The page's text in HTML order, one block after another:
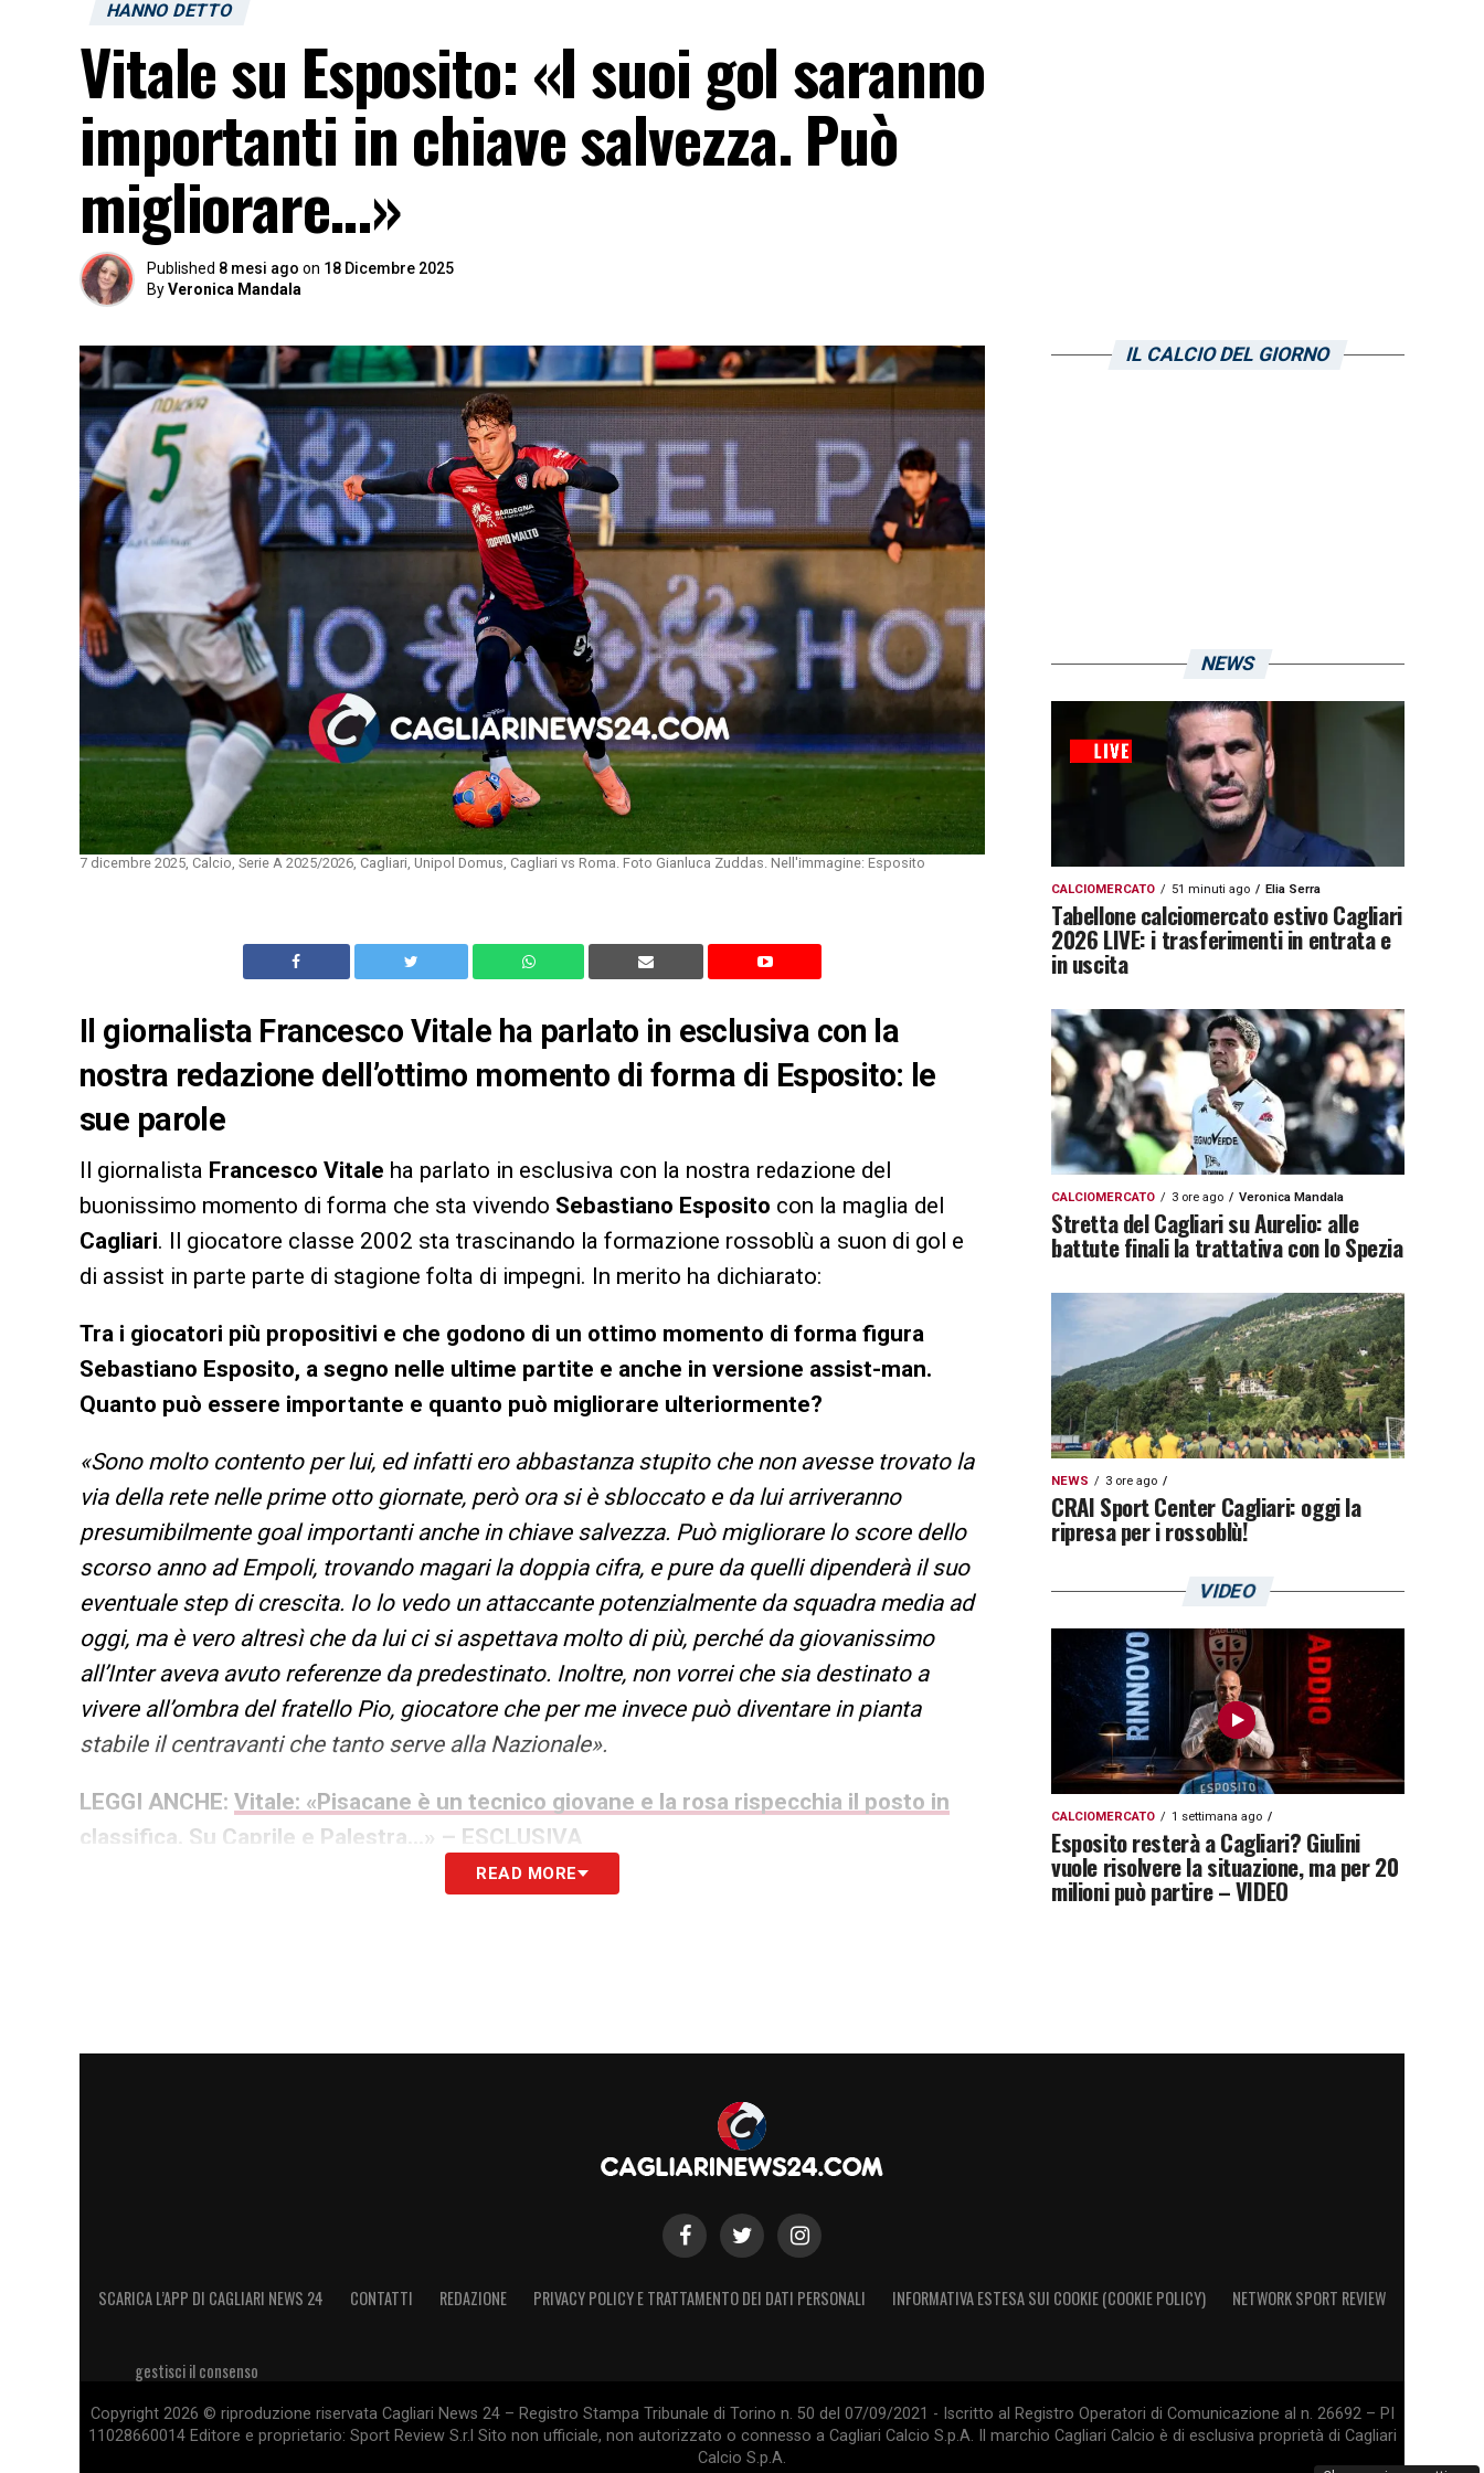
HANNO DETTO
Vitale su Esposito: «I suoi gol saranno
importanti in chiave salvezza. Può
migliorare…»
Published 8 mesi ago on 18 Dicembre 2025
ByVeronica Mandala
7 dicembre 2025, Calcio, Serie A 2025/2026, Cagliari, Unipol Domus, Cagliari vs Roma. Foto Gianluca Zuddas. Nell'immagine: Esposito
Il giornalista Francesco Vitale ha parlato in esclusiva con la
nostra redazione dell’ottimo momento di forma di Esposito: le
sue parole
Il giornalista Francesco Vitale ha parlato in esclusiva con la nostra redazione del
buonissimo momento di forma che sta vivendo Sebastiano Esposito con la maglia del
Cagliari. Il giocatore classe 2002 sta trascinando la formazione rossoblù a suon di gol e
di assist in parte parte di stagione folta di impegni. In merito ha dichiarato:
Tra i giocatori più propositivi e che godono di un ottimo momento di forma figura
Sebastiano Esposito, a segno nelle ultime partite e anche in versione assist-man.
Quanto può essere importante e quanto può migliorare ulteriormente?
«Sono molto contento per lui, ed infatti ero abbastanza stupito che non avesse trovato la
via della rete nelle prime otto giornate, però ora si è sbloccato e da lui arriveranno
presumibilmente goal importanti anche in chiave salvezza. Può migliorare lo score dello
scorso anno ad Empoli, trovando magari la doppia cifra, e pure da quelli dipenderà il suo
eventuale step di crescita. Io lo vedo un attaccante potenzialmente da squadra media ad
oggi, ma è vero altresì che da lui ci si aspettava molto di più, perché da giovanissimo
all’Inter aveva avuto referenze da predestinato. Inoltre, non vorrei che sia destinato a
vivere all’ombra del fratello Pio, giocatore che per me invece può diventare in pianta
stabile il centravanti che tanto serve alla Nazionale».
LEGGI ANCHE: Vitale: «Pisacane è un tecnico giovane e la rosa rispecchia il posto in
classifica. Su Caprile e Palestra…» – ESCLUSIVA
READ MORE
IL CALCIO DEL GIORNO
NEWS
CALCIOMERCATO 51 minuti ago Elia Serra
Tabellone calciomercato estivo Cagliari
2026 LIVE: i trasferimenti in entrata e
in uscita
CALCIOMERCATO 3 ore ago Veronica Mandala
Stretta del Cagliari su Aurelio: alle
battute finali la trattativa con lo Spezia
NEWS 3 ore ago
CRAI Sport Center Cagliari: oggi la
ripresa per i rossoblù!
VIDEO
CALCIOMERCATO 1 settimana ago
Esposito resterà a Cagliari? Giulini
vuole risolvere la situazione, ma per 20
milioni può partire – VIDEO
SCARICA L’APP DI CAGLIARI NEWS 24 CONTATTI REDAZIONE PRIVACY POLICY E TRATTAMENTO DEI DATI PERSONALI INFORMATIVA ESTESA SUI COOKIE (COOKIE POLICY) NETWORK SPORT REVIEW
gestisci il consenso
Copyright 2026 © riproduzione riservata Cagliari News 24 – Registro Stampa Tribunale di Torino n. 50 del 07/09/2021 - Iscritto al Registro Operatori di Comunicazione al n. 26692 – PI
11028660014 Editore e proprietario: Sport Review S.r.l Sito non ufficiale, non autorizzato o connesso a Cagliari Calcio S.p.A. Il marchio Cagliari Calcio è di esclusiva proprietà di Cagliari
Calcio S.p.A.